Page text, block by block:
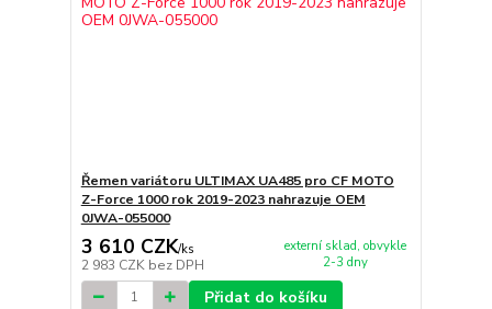
Řemen variátoru ULTIMAX UA485 pro CF MOTO
Z-Force 1000 rok 2019-2023 nahrazuje OEM
0JWA-055000
3 610 CZK/ks
2 983 CZK bez DPH
externí sklad, obvykle
2-3 dny
Přidat do košíku